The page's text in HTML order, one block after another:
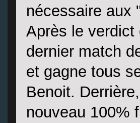
nécessaire aux
Après le
dernier match
et gagne tous
Benoit.
nouveau 100%